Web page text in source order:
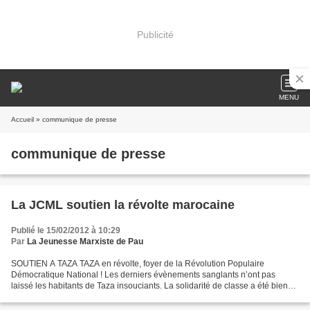
Publicité
MENU
Accueil » communique de presse
communique de presse
La JCML soutien la révolte marocaine
Publié le 15/02/2012 à 10:29
Par La Jeunesse Marxiste de Pau
SOUTIEN A TAZA TAZA en révolte, foyer de la Révolution Populaire
Démocratique National ! Les derniers évènements sanglants n’ont pas
laissé les habitants de Taza insouciants. La solidarité de classe a été bien